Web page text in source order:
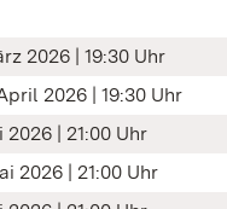
2026 | 19:30 Uhr
2026 | 19:30 Uhr
| 21:00 Uhr
2026 | 21:00 Uhr